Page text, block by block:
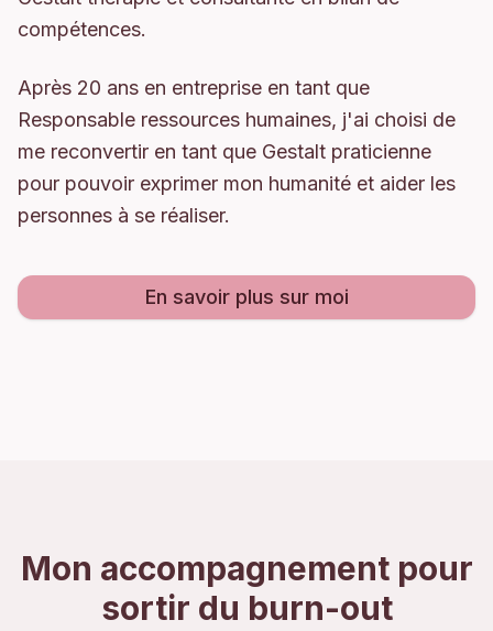
compétences.
Après 20 ans en entreprise en tant que
Responsable ressources humaines, j'ai choisi de
me reconvertir en tant que Gestalt praticienne
pour pouvoir exprimer mon humanité et aider les
personnes à se réaliser.
En savoir plus sur moi
Mon accompagnement pour
sortir du burn-out